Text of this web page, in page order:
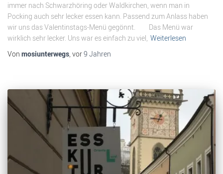
immer nach Schwarzhöring oder Waldkirchen, wenn man in
Pocking auch sehr lecker essen kann. Passend zum Anlass haben
wir uns das Valentinstags-Menü gegönnt. Das Menü war
wirklich sehr lecker. Uns war es einfach zu viel, Weiterlesen
Von mosiunterwegs, vor9 Jahren